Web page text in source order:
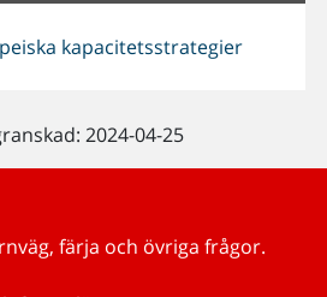
kapacitetsstrategier
2024-04-25
färja och övriga frågor.